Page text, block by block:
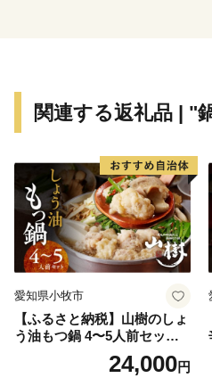
関連する返礼品 | "
愛知県小牧市
【ふるさと納税】山樹のしょ
う油もつ鍋 4〜5人前セット
山樹 国産 牛もつ ホルモン モ
ツ オンライン飲み会 ホーム
24,000円